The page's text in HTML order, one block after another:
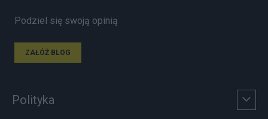
Podziel się swoją opinią
ZAŁÓŻ BLOG
Polityka